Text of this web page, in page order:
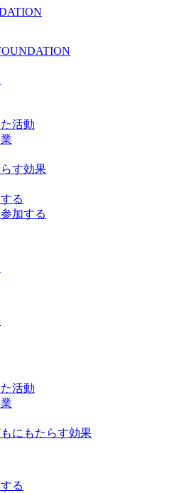
活動
す効果
る
加する
活動
にもたらす効果
る